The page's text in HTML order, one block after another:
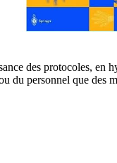
des protocoles,
du personnel que des